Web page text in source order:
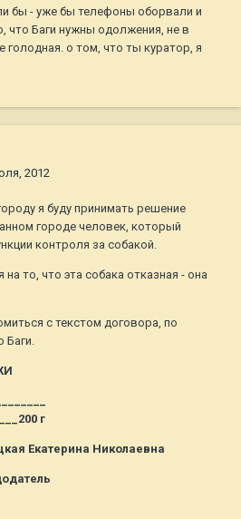
бы - уже бы телефоны оборвали и
что Баги нужны одолжения, не в
голодная. о том, что ты куратор, я
2012
я буду принимать решение
городе человек, который
контроля за собакой.
то, что эта собака отказная - она
с текстом договора, по
Баги.
г
Екатерина Николаевна